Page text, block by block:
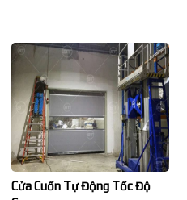
Cửa Cuốn Tự Động Tốc Độ